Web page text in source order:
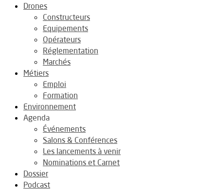
Drones
Constructeurs
Equipements
Opérateurs
Réglementation
Marchés
Métiers
Emploi
Formation
Environnement
Agenda
Événements
Salons & Conférences
Les lancements à venir
Nominations et Carnet
Dossier
Podcast